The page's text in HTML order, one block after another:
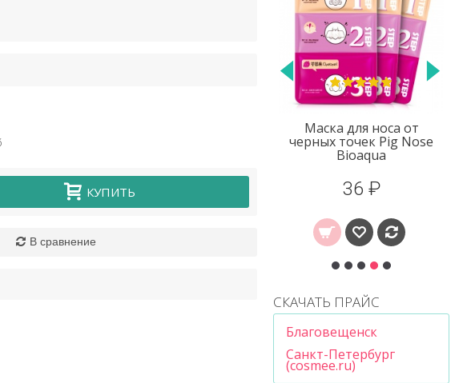
Маска для носа от
черных точек Pig Nose
Bioaqua
36 ₽
СКАЧАТЬ ПРАЙС
Благовещенск
Санкт-Петербург
(cosmee.ru)
КУПИТЬ
В сравнение